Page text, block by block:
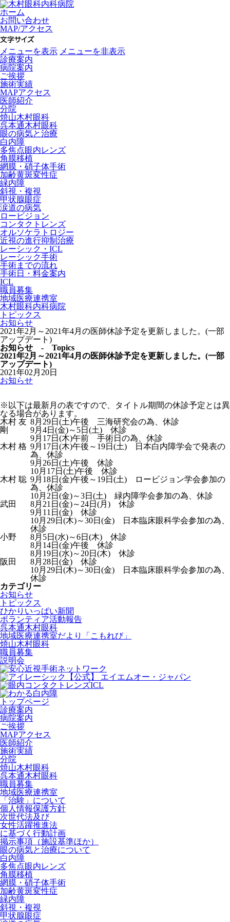
ホーム
お問い合わせ
MAP/アクセス
メニューを表示 メニューを非表示
診療案内
病院案内
ご挨拶
施術実績
MAPアクセス
医師紹介
分院
焼山木村眼科
呉本通木村眼科
眼の病気と治療
白内障
多焦点眼内レンズ
角膜移植
網膜・硝子体手術
加齢黄斑変性症
緑内障
斜視・複視
甲状腺眼症
涙道の病気
ロービジョン
コンタクトレンズ
オルソケラトロジー
近視の進行抑制治療
レーシック・ICL
レーシック手術
手術までの流れ
手術日・料金案内
ICL
職員募集
地域医療連携室
木村眼科内科病院
トピックス
お知らせ
2021年2月～2021年4月の医師休診予定を更新しました。(一部
アップデート)
お知らせ - Topics
2021年2月～2021年4月の医師休診予定を更新しました。(一部
アップデート)
2021年02月20日
お知らせ
※以下は最新月の表ですので、タイトル期間の休診予定とは異
なる場合があります。
木村 友
剛
8月29日(土)午後 三海研究会の為、休診
9月4日(金)～5日(土) 休診
9月17日(木)午前 手術日の為、休診
木村 格 9月17日(木)午後～19日(土) 日本白内障学会で発表の
為、休診
9月26日(土)午後 休診
10月17日(土)午後 休診
木村 聡 9月18日(金)午後～19日(土) ロービジョン学会参加の
為、休診
10月2日(金)～3日(土) 緑内障学会参加の為、休診
武田
8月21日(金)～24日(月) 休診
9月11日(金) 休診
10月29日(木)～30日(金) 日本臨床眼科学会参加の為、
休診
小野
8月5日(水)～6日(木) 休診
8月14日(金)午後 休診
8月19日(水)～20日(木) 休診
阪田
8月28日(金) 休診
10月29日(木)～30日(金) 日本臨床眼科学会参加の為、
休診
カテゴリー
お知らせ
トピックス
ひかりいっぱい新聞
ボランティア活動報告
呉本通木村眼科
地域医療連携室だより「こもれび」
焼山木村眼科
職員募集
説明会
トップページ
診療案内
病院案内
ご挨拶
MAPアクセス
医師紹介
施術実績
分院
焼山木村眼科
呉本通木村眼科
職員募集
地域医療連携室
「治験」について
個人情報保護方針
次世代法及び
女性活躍推進法
に基づく行動計画
掲示事項（施設基準ほか）
眼の病気と治療について
白内障
多焦点眼内レンズ
角膜移植
網膜・硝子体手術
加齢黄斑変性症
緑内障
斜視・複視
甲状腺眼症